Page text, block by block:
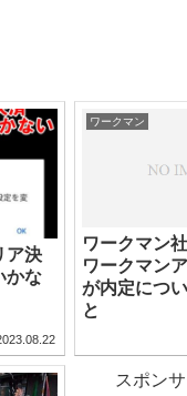
ア決
かな
ワークマン
ワークマン
ワークマン
が内定につ
と
スポン